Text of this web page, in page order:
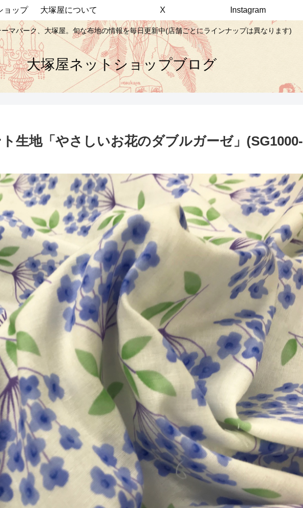
マパーク、大塚屋。旬な布地の情報を毎日更新中(店舗ごとにラインナップは異なります)
大塚屋ネットショップブログ
ョップ 大塚屋について X Instagram
生地「やさしいお花のダブルガーゼ」(SG1000-